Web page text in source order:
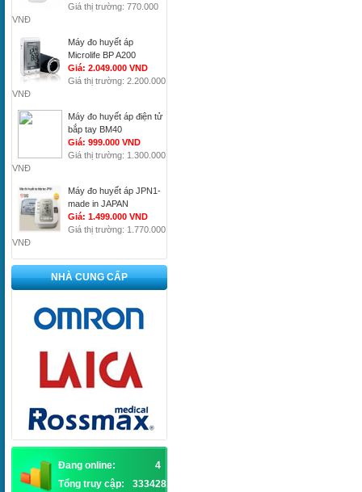
Giá thị trường: 770.000
VNĐ
Máy đo huyết áp
Microlife BP A200
Giá: 2.049.000 VND
Giá thị trường: 2.200.000
VNĐ
Máy đo huyết áp điện tử
bắp tay BM40
Giá: 999.000 VND
Giá thị trường: 1.300.000
VNĐ
Máy đo huyết áp JPN1-
made in JAPAN
Giá: 1.499.000 VND
Giá thị trường: 1.770.000
VNĐ
NHÀ CUNG CẤP
Đang online:
4
Tổng truy cập:
3334281